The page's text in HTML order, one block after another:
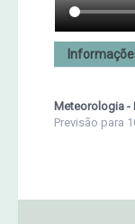
Meteorologia -
Previsão para